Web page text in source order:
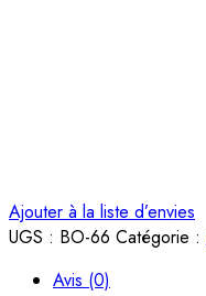
Ajouter à la liste d’envies
UGS : BO-66 Catégorie :
Avis (0)